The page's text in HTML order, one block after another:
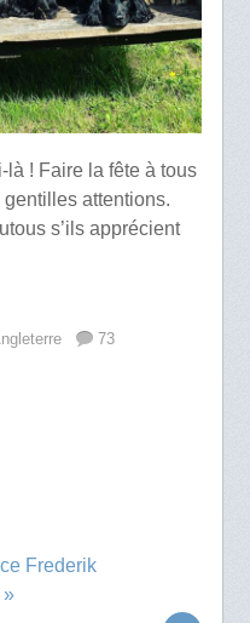
là ! Faire la fête à tous
attentions.
s’ils apprécient
73
Frederik
»